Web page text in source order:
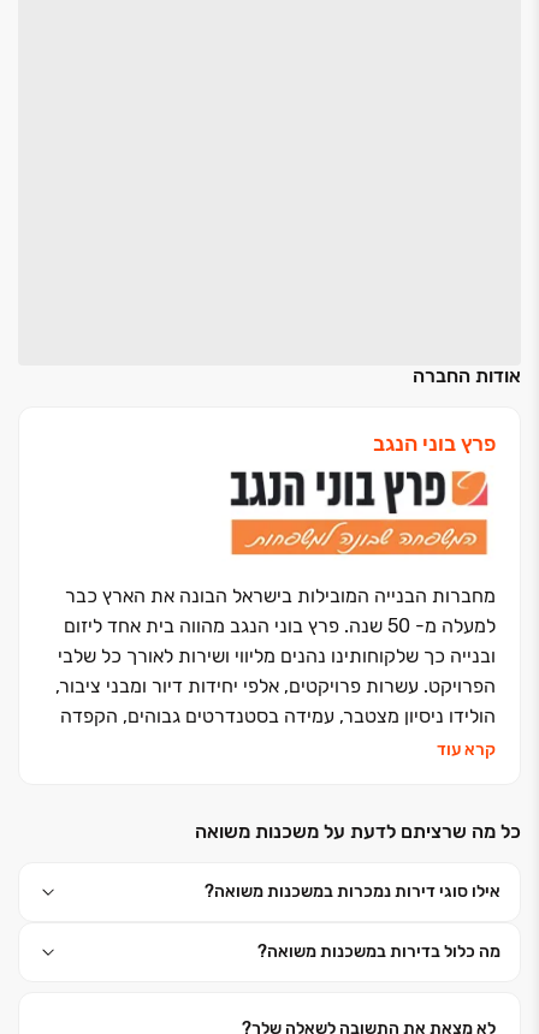
אודות החברה
פרץ בוני הנגב
מחברות הבנייה המובילות בישראל הבונה את הארץ כבר
למעלה מ- 50 שנה. פרץ בוני הנגב מהווה בית אחד ליזום
ובנייה כך שלקוחותינו נהנים מליווי ושירות לאורך כל שלבי
הפרויקט. עשרות פרויקטים, אלפי יחידות דיור ומבני ציבור,
הולידו ניסיון מצטבר, עמידה בסטנדרטים גבוהים, הקפדה
ביזום, בתכנון, בבניה ובשירות ללקוחות, שזיכו אותנו בשם
פרץ בוני הנגב
קרא עוד
כל מה שרציתם לדעת על משכנות משואה
אילו סוגי דירות נמכרות במשכנות משואה?
מה כלול בדירות במשכנות משואה?
לא מצאת את התשובה לשאלה שלך?